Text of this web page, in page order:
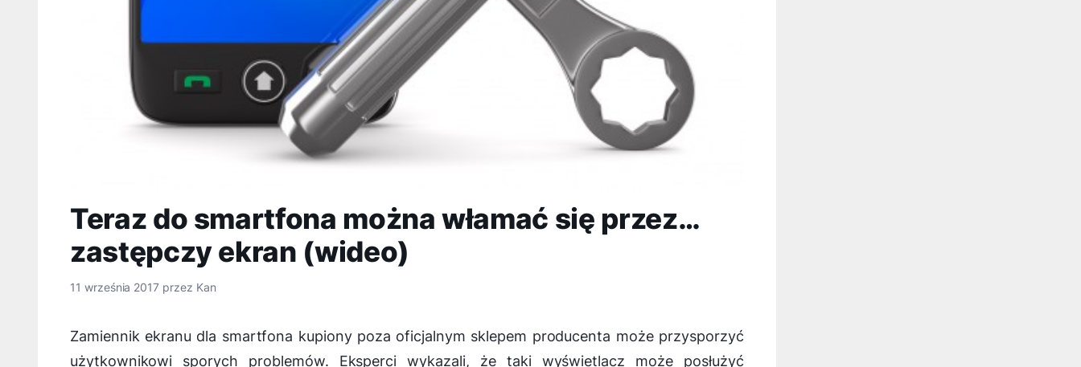
Teraz do smartfona można włamać się przez…
zastępczy ekran (wideo)
11 września 2017 przez Kan
Zamiennik ekranu dla smartfona kupiony poza oficjalnym sklepem producenta może przysporzyć
użytkownikowi sporych problemów. Eksperci wykazali, że taki wyświetlacz może posłużyć